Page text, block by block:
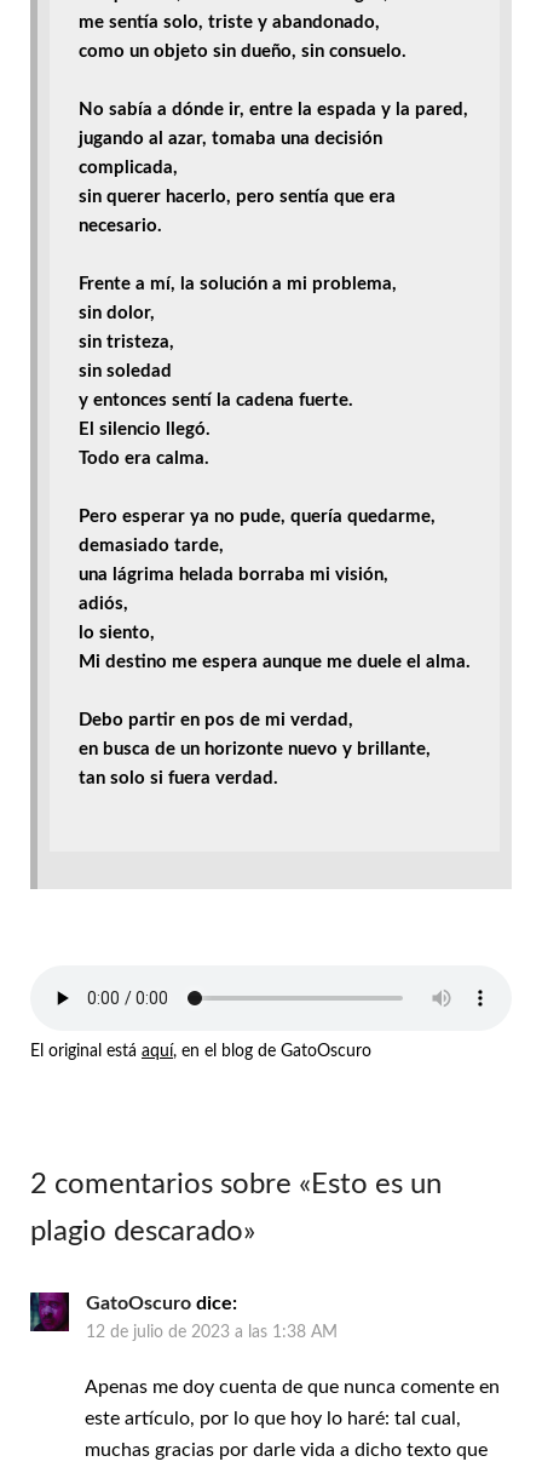
me sentía solo, triste y abandonado,
como un objeto sin dueño, sin consuelo.
No sabía a dónde ir, entre la espada y la pared,
jugando al azar, tomaba una decisión
complicada,
sin querer hacerlo, pero sentía que era
necesario.
Frente a mí, la solución a mi problema,
sin dolor,
sin tristeza,
sin soledad
y entonces sentí la cadena fuerte.
El silencio llegó.
Todo era calma.
Pero esperar ya no pude, quería quedarme,
demasiado tarde,
una lágrima helada borraba mi visión,
adiós,
lo siento,
Mi destino me espera aunque me duele el alma.
Debo partir en pos de mi verdad,
en busca de un horizonte nuevo y brillante,
El original está aquí, en el blog de GatoOscuro
2 comentarios sobre « Esto es un
plagio descarado»
GatoOscuro dice:
12 de julio de 2023 a las 1:38 AM
Apenas me doy cuenta de que nunca comente en
este artículo, por lo que hoy lo haré: tal cual,
muchas gracias por darle vida a dicho texto que